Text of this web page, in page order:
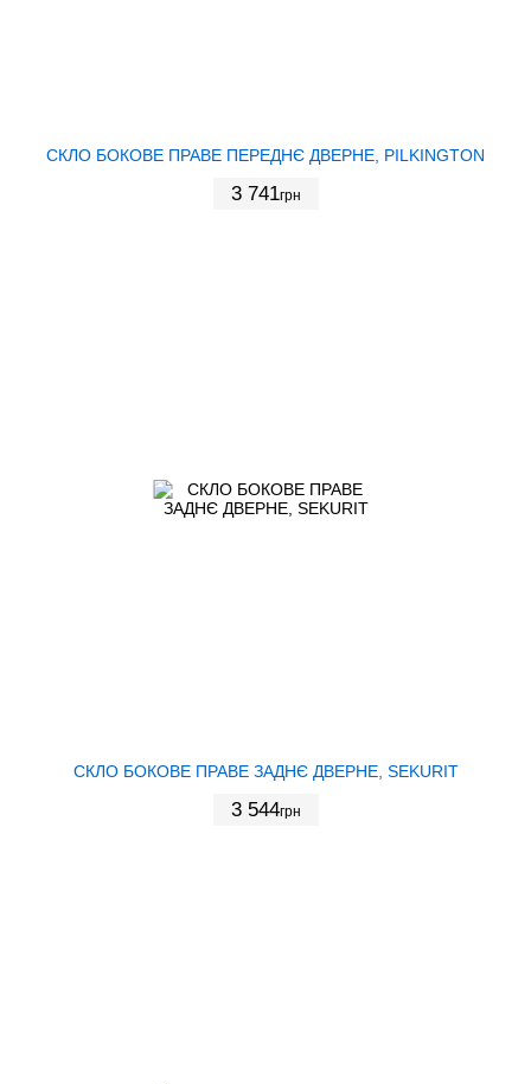
СКЛО БОКОВЕ ПРАВЕ ПЕРЕДНЄ ДВЕРНЕ, PILKINGTON
3 741грн
СКЛО БОКОВЕ ПРАВЕ ЗАДНЄ ДВЕРНЕ, SEKURIT
3 544грн